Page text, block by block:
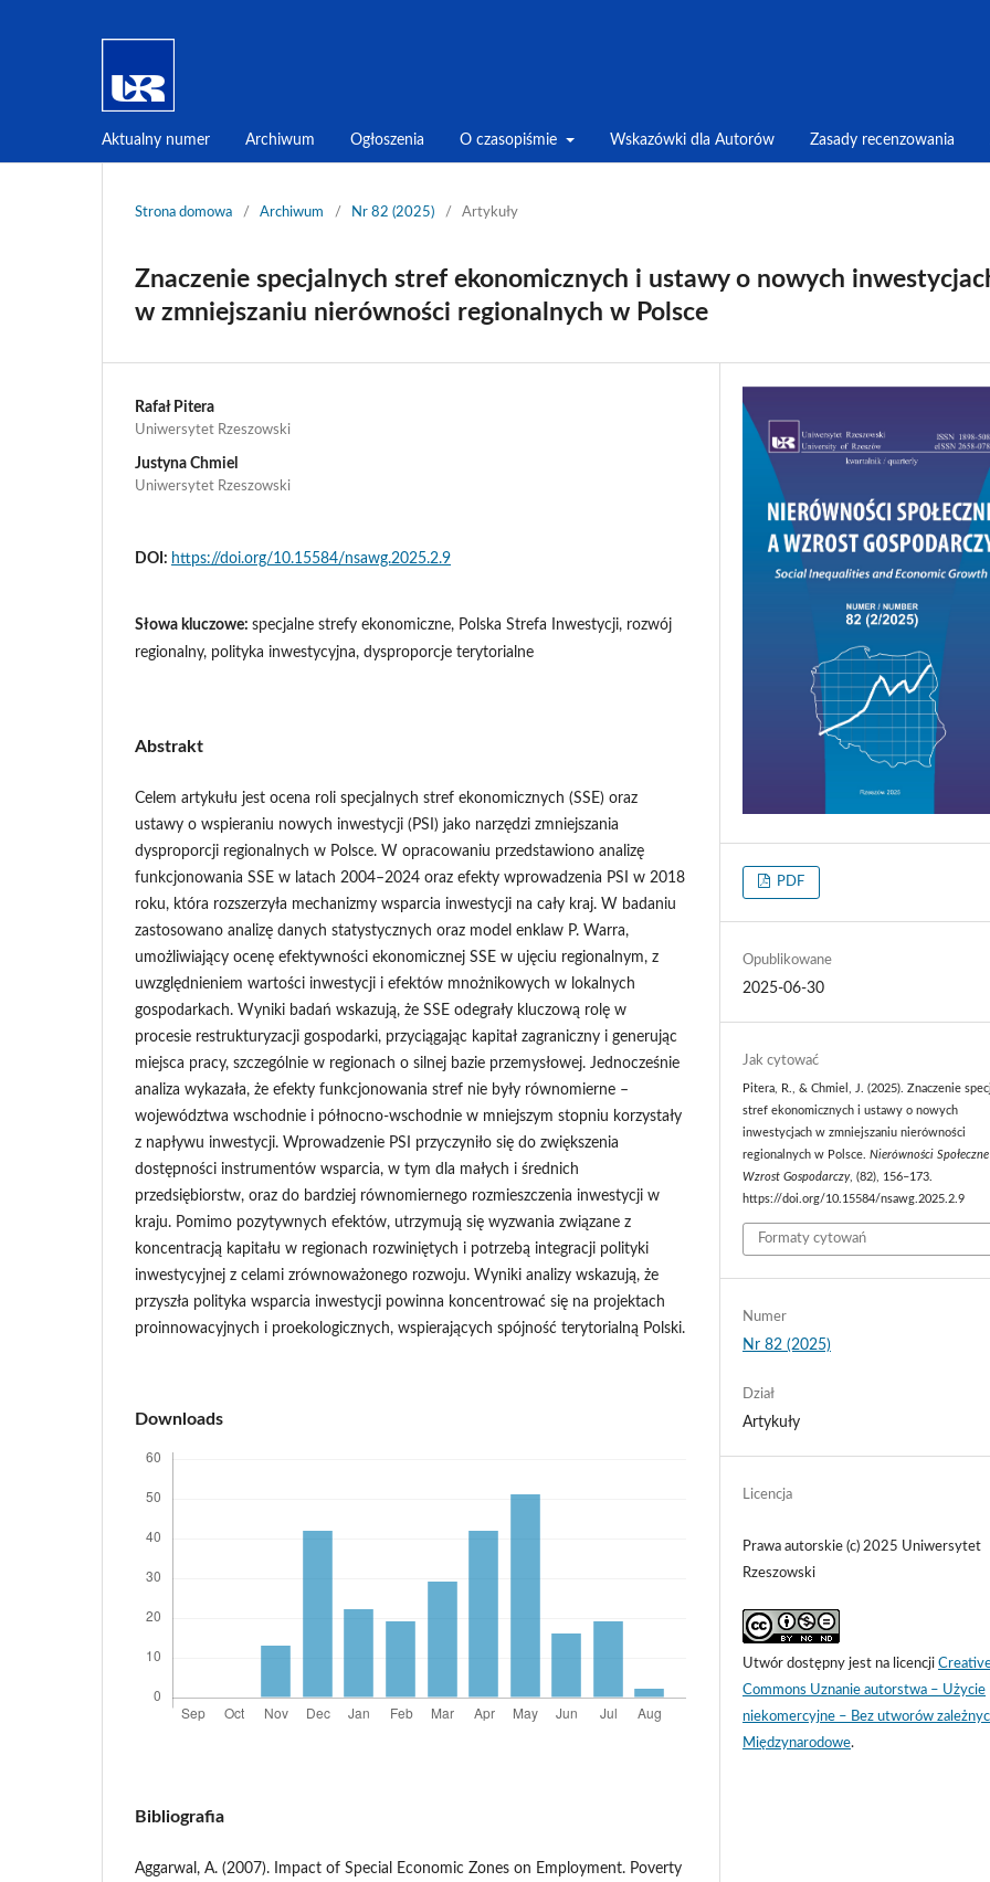
Aktualny numer Archiwum Ogłoszenia O czasopiśmie Wskazówki dla Autorów Zasady recenzowania
Strona domowa / Archiwum / Nr 82 (2025) / Artykuły
Znaczenie specjalnych stref ekonomicznych i ustawy o nowych
w zmniejszaniu nierówności regionalnych w Polsce
Rafał Pitera
Uniwersytet Rzeszowski
Justyna Chmiel
Uniwersytet Rzeszowski
DOI: https://doi.org/10.15584/nsawg.2025.2.9
Słowa kluczowe: specjalne strefy ekonomiczne, Polska Strefa Inwestycji, rozwój
regionalny, polityka inwestycyjna, dysproporcje terytorialne
Abstrakt
Celem artykułu jest ocena roli specjalnych stref ekonomicznych (SSE) oraz
ustawy o wspieraniu nowych inwestycji (PSI) jako narzędzi zmniejszania
dysproporcji regionalnych w Polsce. W opracowaniu przedstawiono analizę
funkcjonowania SSE w latach 2004–2024 oraz efekty wprowadzenia PSI w 2018
roku, która rozszerzyła mechanizmy wsparcia inwestycji na cały kraj. W badaniu
zastosowano analizę danych statystycznych oraz model enklaw P. Warra,
umożliwiający ocenę efektywności ekonomicznej SSE w ujęciu regionalnym, z
uwzględnieniem wartości inwestycji i efektów mnożnikowych w lokalnych
gospodarkach. Wyniki badań wskazują, że SSE odegrały kluczową rolę w
procesie restrukturyzacji gospodarki, przyciągając kapitał zagraniczny i generując
miejsca pracy, szczególnie w regionach o silnej bazie przemysłowej. Jednocześnie
analiza wykazała, że efekty funkcjonowania stref nie były równomierne –
województwa wschodnie i północno-wschodnie w mniejszym stopniu korzystały
z napływu inwestycji. Wprowadzenie PSI przyczyniło się do zwiększenia
dostępności instrumentów wsparcia, w tym dla małych i średnich
przedsiębiorstw, oraz do bardziej równomiernego rozmieszczenia inwestycji w
kraju. Pomimo pozytywnych efektów, utrzymują się wyzwania związane z
koncentracją kapitału w regionach rozwiniętych i potrzebą integracji polityki
inwestycyjnej z celami zrównoważonego rozwoju. Wyniki analizy wskazują, że
przyszła polityka wsparcia inwestycji powinna koncentrować się na projektach
proinnowacyjnych i proekologicznych, wspierających spójność terytorialną Polski.
Downloads
Bibliografia
Aggarwal, A. (2007). Impact of Special Economic Zones on Employment. Poverty
PDF
Opublikowane
2025-06-30
Jak cytować
Pitera, R., & Chmiel, J. (2025). Znaczenie
stref ekonomicznych i ustawy o nowych
inwestycjach w zmniejszaniu nierówności
regionalnych w Polsce.Nierówności Społeczne
Wzrost Gospodarczy, (82), 156–173.
https://doi.org/10.15584/nsawg.2025.2.9
Formaty cytowań
Numer
Nr 82 (2025)
Dział
Artykuły
Licencja
Prawa autorskie (c) 2025 Uniwersytet
Rzeszowski
Utwór dostępny jest na licencji
Commons Uznanie autorstwa – Użycie
niekomercyjne – Bez utworów
Międzynarodowe.